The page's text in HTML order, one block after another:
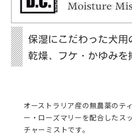
オーストラリア産の無農薬のテ
ー・ローズマリーを配合したス
チャーミストです。